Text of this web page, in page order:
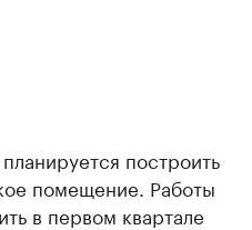
построить
помещение. Работы
в первом квартале